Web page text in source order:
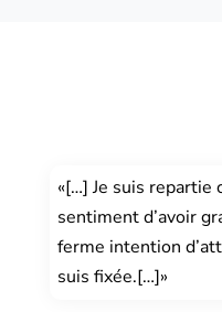
«[…] Je suis repartie
sentiment d’avoir
ferme intention
suis fixée.[…]»